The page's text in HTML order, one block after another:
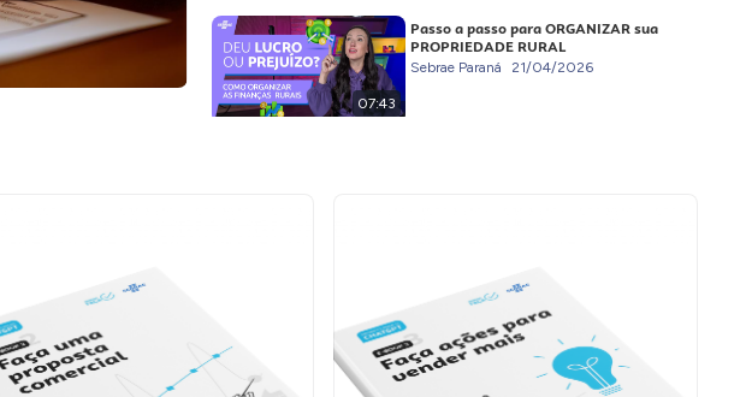
07:43
Passo a passo para ORGANIZAR sua
PROPRIEDADE RURAL
Sebrae Paraná 21/04/2026